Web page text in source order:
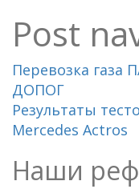
Post
Перевозка газа
ДОПОГ
Результаты
Mercedes Actros
Наши